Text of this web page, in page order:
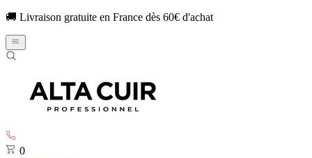
🚚 Livraison gratuite en France dès 60€ d'achat
0